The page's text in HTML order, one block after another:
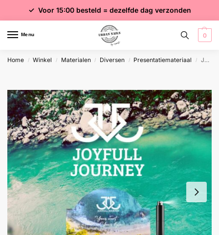
✓ Gratis verzending vanaf €75 excl. btw
✓ Voor 15:00 besteld = dezelfde dag verzonden
✓ Meer dan 4000 producten
Menu 0
Home / Winkel / Materialen / Diversen / Presentatiemateriaal / Joyfull Journey Parfum Display 1